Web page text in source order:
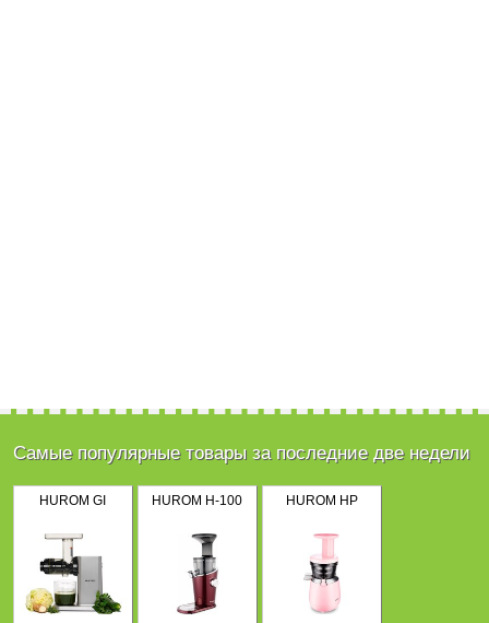
Самые популярные товары за последние две недели
HUROM GI HUROM H-100 HUROM HP